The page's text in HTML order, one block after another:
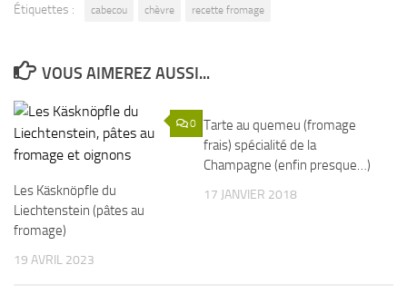
Étiquettes : cabecou chèvre recette fromage
VOUS AIMEREZ AUSSI...
0
Les Käsknöpfle du
Liechtenstein (pâtes au
fromage)
19 AVRIL 2023
Tarte au quemeu (fromage
frais) spécialité de la
Champagne (enfin presque…)
17 JANVIER 2018